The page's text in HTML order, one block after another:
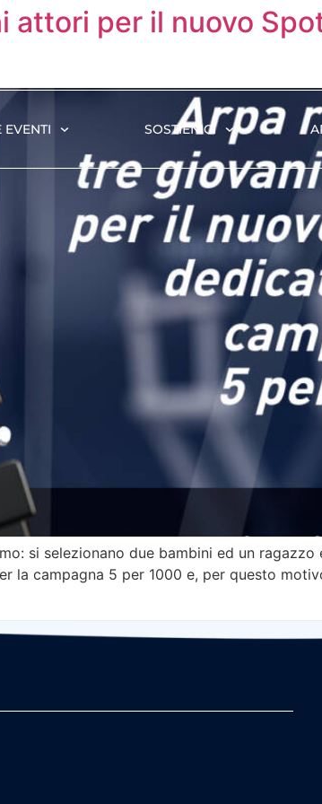
EVENTI SOSTIENICI
attori per il nuovo
si selezionano due bambini ed un
la campagna 5 per 1000 e, per questo